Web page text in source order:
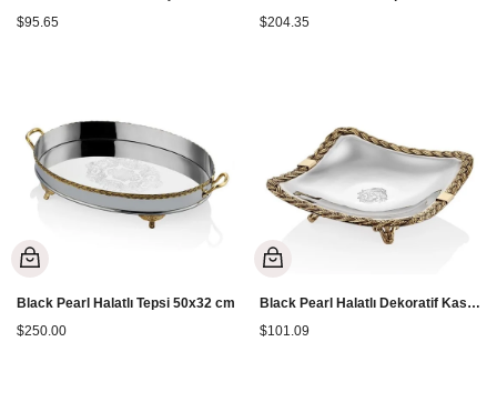
$95.65
$204.35
Black Pearl Halatlı Tepsi 50x32 cm
$250.00
Black Pearl Halatlı Dekoratif Kase Küçük Boy
$101.09